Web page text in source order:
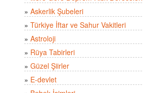
» Askerlik Şubeleri
» Türkiye İftar ve Sahur Vakitleri
» Astroloji
» Rüya Tabirleri
» Güzel Şiirler
» E-devlet